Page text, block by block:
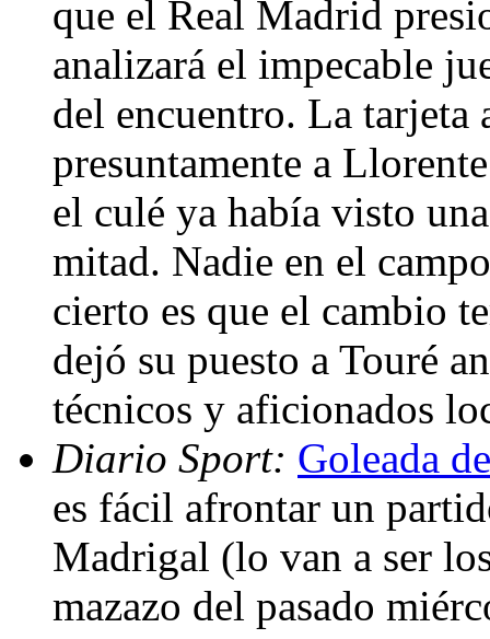
que el Real Madrid
analizará el impecable
del encuentro. La
presuntamente a
el culé ya había visto
mitad. Nadie en el
cierto es que el cambio
dejó su puesto a Touré
técnicos y aficionados
Diario Sport: Goleada
es fácil afrontar un
Madrigal (lo van a ser
mazazo del pasado